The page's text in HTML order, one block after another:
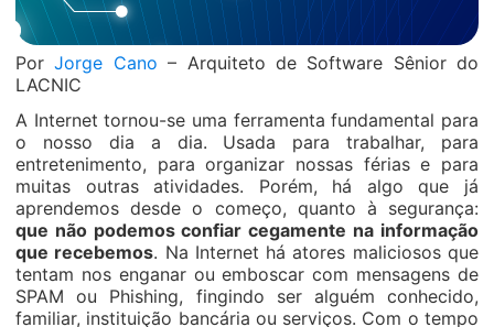
PorJorge Cano – Arquiteto de Software Sênior do
LACNIC
A Internet tornou-se uma ferramenta fundamental para
o nosso dia a dia. Usada para trabalhar, para
entretenimento, para organizar nossas férias e para
muitas outras atividades. Porém, há algo que já
aprendemos desde o começo, quanto à segurança:
que não podemos confiar cegamente na informação
que recebemos. Na Internet há atores maliciosos que
tentam nos enganar ou emboscar com mensagens de
SPAM ou Phishing, fingindo ser alguém conhecido,
familiar, instituição bancária ou serviços. Com o tempo